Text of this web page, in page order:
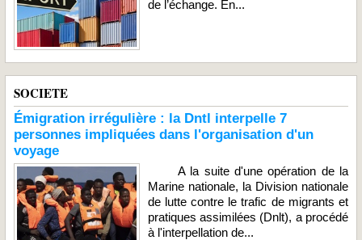
de l’échange. En...
SOCIETE
Émigration irrégulière : la Dntl interpelle 7
personnes impliquées dans l'organisation d'un
voyage
A la suite d'une opération de la
Marine nationale, la Division nationale
de lutte contre le trafic de migrants et
pratiques assimilées (Dnlt), a procédé
à l'interpellation de...